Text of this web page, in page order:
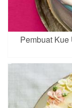
Pembuat Kue